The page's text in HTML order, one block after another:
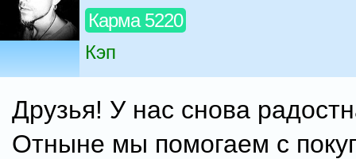
Карма 5220
Кэп
Друзья! У нас снова
Отныне мы помогаем с